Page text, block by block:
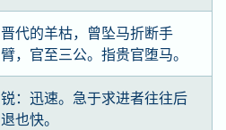
晋代的羊枯，曾坠马折断手
臂，官至三公。指贵官堕马。
锐：迅速。急于求进者往往后
退也快。